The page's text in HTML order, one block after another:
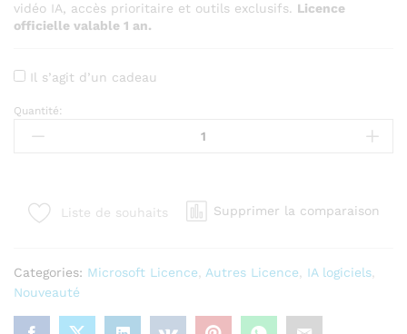
vidéo IA, accès prioritaire et outils exclusifs. Licence
officielle valable 1 an.
Il s’agit d’un cadeau
Gemini
Pro
Premium
–
Abonnement
Quantité:
Liste de souhaits Supprimer la comparaison
Categories: Microsoft Licence Autres Licence IA logiciels
Nouveauté